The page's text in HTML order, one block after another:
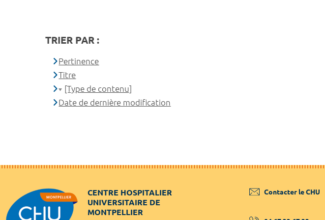
TRIER PAR :
Pertinence
Titre
[Type de contenu]
Date de dernière modification
CENTRE HOSPITALIER
UNIVERSITAIRE DE
MONTPELLIER
Contacter le CHU